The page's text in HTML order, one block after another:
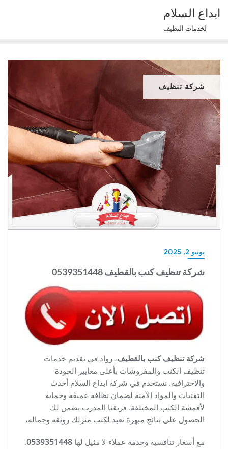
Skip
content
ابداع السلام
لخدمات التظيف
شركة تنظيف
يونيو 2, 2025
شركة تنظيف كنب بالقطيف 0539351448
شركة تنظيف كنب بالقطيف، رواد في تقديم خدمات
تنظيف الكنب والمفروشات بأعلى معايير الجودة
والاحترافية. نستخدم في شركة ابداع السلام أحدث
التقنيات والمواد الآمنة لضمان نظافة عميقة وحماية
لأقمشة الكنب المختلفة. فريقنا المدرب يضمن لك
الحصول على نتائج مبهرة تعيد لكنب منزلك رونقه وجماله،
مع أسعار تنافسية وخدمة عملاء لا مثيل لها 0539351448
.